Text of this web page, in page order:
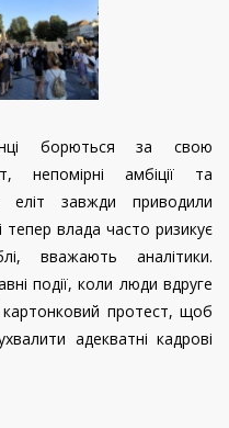
борються за свою
непомірні амбіції та
еліт завжди приводили
тепер влада часто ризикує
вважають аналітики.
події, коли люди вдруге
протест, щоб
адекватні кадрові